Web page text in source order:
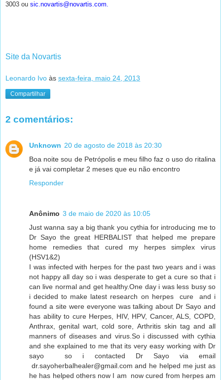
3003 ou sic.novartis@novartis.com.
Site da Novartis
Leonardo Ivo às sexta-feira, maio 24, 2013
Compartilhar
2 comentários:
Unknown 20 de agosto de 2018 às 20:30
Boa noite sou de Petrópolis e meu filho faz o uso do ritalina
e já vai completar 2 meses que eu não encontro
Responder
Anônimo 3 de maio de 2020 às 10:05
Just wanna say a big thank you cythia for introducing me to
Dr Sayo the great HERBALIST that helped me prepare
home remedies that cured my herpes simplex virus
(HSV1&2)
I was infected with herpes for the past two years and i was
not happy all day so i was desperate to get a cure so that i
can live normal and get healthy.One day i was less busy so
i decided to make latest research on herpes cure and i
found a site were everyone was talking about Dr Sayo and
has ability to cure Herpes, HIV, HPV, Cancer, ALS, COPD,
Anthrax, genital wart, cold sore, Arthritis skin tag and all
manners of diseases and virus.So i discussed with cythia
and she explained to me that its very easy working with Dr
sayo so i contacted Dr Sayo via email
dr.sayoherbalhealer@gmail.com and he helped me just as
he has helped others now I am now cured from herpes am